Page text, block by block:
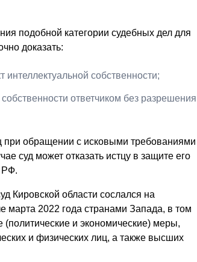
подобной категории судебных дел для
доказать:
интеллектуальной собственности;
ответчиком без разрешения
при обращении с исковыми требованиями
суд может отказать истцу в защите его
РФ.
Кировской области сослался на
марта 2022 года странами Запада, в том
и экономические) меры,
и физических лиц, а также высших